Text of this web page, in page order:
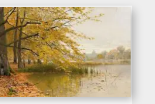
últimos